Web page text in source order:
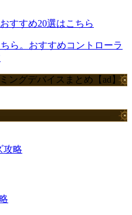
すすめ20選はこちら
ら。おすすめコントローラ
ングデバイスまとめ【ad】
攻略